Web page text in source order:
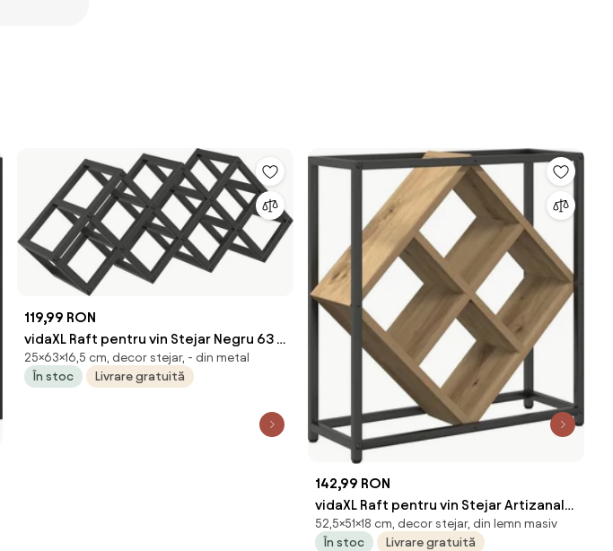
119,99 RON
vidaXL Raft pentru vin Stejar Negru 63 x
16,5 x 25 cm
25×63×16,5 cm, decor stejar, - din metal
În stoc
Livrare gratuită
142,99 RON
vidaXL Raft pentru vin Stejar Artizanal
51 x 18 x 52,5 cm
52,5×51×18 cm, decor stejar, din lemn masiv
În stoc
Livrare gratuită